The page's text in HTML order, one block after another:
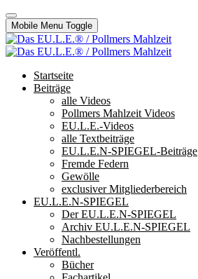
Mobile Menu Toggle
Startseite
Beiträge
alle Videos
Pollmers Mahlzeit Videos
EU.L.E.-Videos
alle Textbeiträge
EU.L.E.N-SPIEGEL-Beiträge
Fremde Federn
Gewölle
exclusiver Mitgliederbereich
EU.L.E.N-SPIEGEL
Der EU.L.E.N-SPIEGEL
Archiv EU.L.E.N-SPIEGEL
Nachbestellungen
Veröffentl.
Bücher